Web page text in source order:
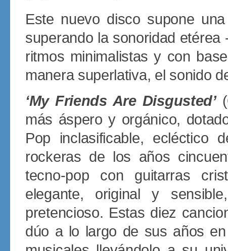
Este nuevo disco supone
superando la sonoridad
ritmos minimalistas y con
manera superlativa, el sonido
‘My Friends Are Disgusted’
más áspero y orgánico,
Pop inclasificable, ecléctico
rockeras de los años
tecno-pop con guitarras
elegante, original y
pretencioso. Estas diez
dúo a lo largo de sus años